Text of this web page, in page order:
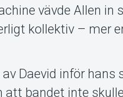
vävde Allen in
kollektiv – mer
Daevid inför hans
att bandet inte